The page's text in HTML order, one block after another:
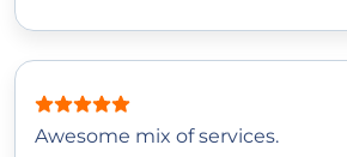
Awesome mix of services.